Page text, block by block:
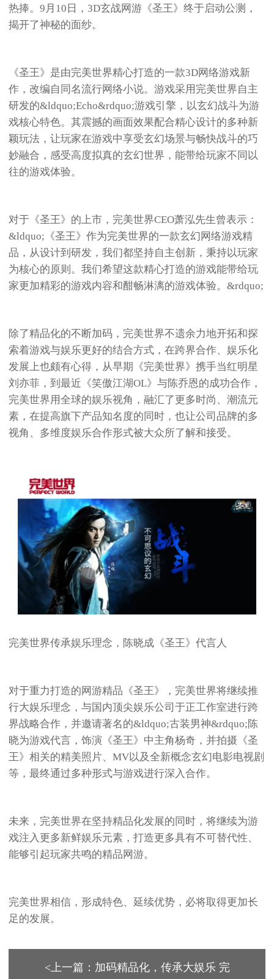
热捧。9月10日，3D玄战网游《圣王》终于启动公测，
揭开了神秘的面纱。
《圣王》是由完美世界精心打造的一款3D网络游戏新
作，改编自同名流行网络小说。游戏采用完美世界自主
研发的&ldquo;Echo&rdquo;游戏引擎，以玄幻战斗为游
戏核心特色。其震撼的画面效果配合精心设计的多种新
颖玩法，让玩家在游戏中享受玄幻场景与畅快战斗的巧
妙融合，感受高度拟真的玄幻世界，能带给玩家不同以
往的游戏体验。
对于《圣王》的上市，完美世界CEO萧泓先生曾表示：
&ldquo;《圣王》作为完美世界的一款玄幻网络游戏精
品，从设计到研发，我们都坚持自主创新，秉持以玩家
为核心的原则。我们希望这款精心打造的游戏能带给玩
家更加精彩的游戏内容和酣畅淋漓的游戏体验。&rdquo;
除了精品化的不断加码，完美世界不遗余力地开拓和探
索着游戏与娱乐更好的结合方式，在跨界合作、娱乐化
发展上也颇有心得，从早期《完美世界》携手当红明星
刘亦菲，到最近《笑傲江湖OL》与陈乔恩的成功合作，
完美世界用全球的娱乐视角，融汇了更多时尚、潮流元
素，在提高旗下产品知名度的同时，也让公司品牌的多
视角、多维度娱乐合作形式被大众所了解和接受。
完美世界传承娱乐理念，陈晓成《圣王》代言人
对于重力打造的网游精品《圣王》，完美世界将继续推
行大娱乐理念，与国内顶尖娱乐公司于正工作室进行跨
界战略合作，并邀请著名的&ldquo;古装男神&rdquo;陈
晓为游戏代言，饰演《圣王》中主角杨奇，并拍摄《圣
王》相关的精美照片、MV以及全新概念玄幻电影电视剧
等，最终通过多种形式与游戏进行深入合作。
未来，完美世界在坚持精品化发展的同时，将继续为游
戏注入更多新鲜娱乐元素，打造更多具有不可替代性、
能够引起玩家共鸣的精品网游。
完美世界相信，形成特色、延续优势，必将取得更加长
足的发展。
<上一篇：加码精品化，传承大娱乐 完